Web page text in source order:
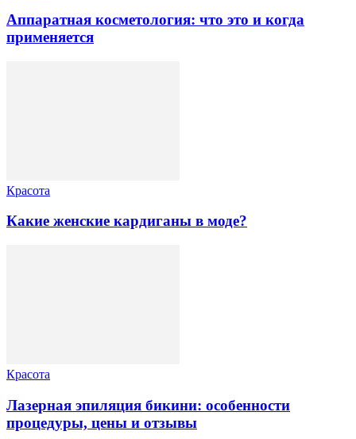
Аппаратная косметология: что это и когда
применяется
Красота
Какие женские кардиганы в моде?
Красота
Лазерная эпиляция бикини: особенности
процедуры, цены и отзывы